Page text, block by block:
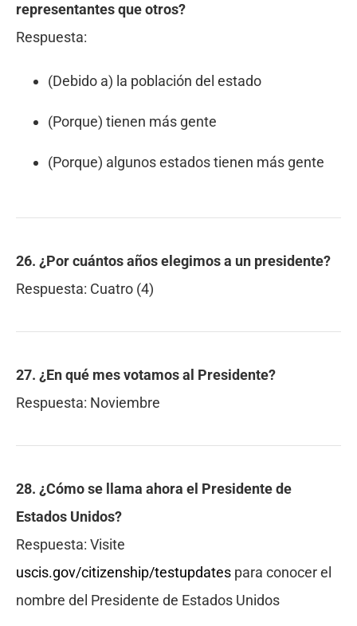
representantes que otros?
Respuesta:
(Debido a) la población del estado
(Porque) tienen más gente
(Porque) algunos estados tienen más gente
26. ¿Por cuántos años elegimos a un presidente?
Respuesta: Cuatro (4)
27. ¿En qué mes votamos al Presidente?
Respuesta: Noviembre
28. ¿Cómo se llama ahora el Presidente de
Estados Unidos?
Respuesta: Visite
uscis.gov/citizenship/testupdates para conocer el
nombre del Presidente de Estados Unidos